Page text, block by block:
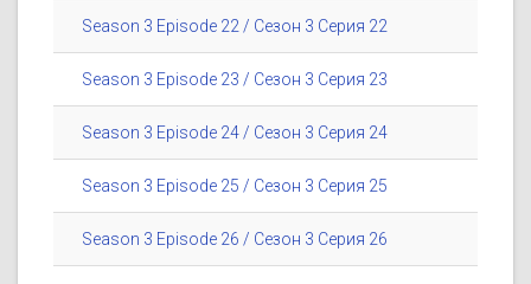
Season 3 Episode 22 / Сезон 3 Серия 22
Season 3 Episode 23 / Сезон 3 Серия 23
Season 3 Episode 24 / Сезон 3 Серия 24
Season 3 Episode 25 / Сезон 3 Серия 25
Season 3 Episode 26 / Сезон 3 Серия 26